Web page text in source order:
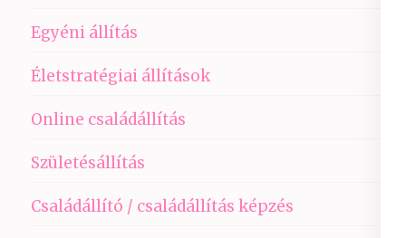
Egyéni állítás
Életstratégiai állítások
Online családállítás
Születésállítás
Családállító / családállítás képzés